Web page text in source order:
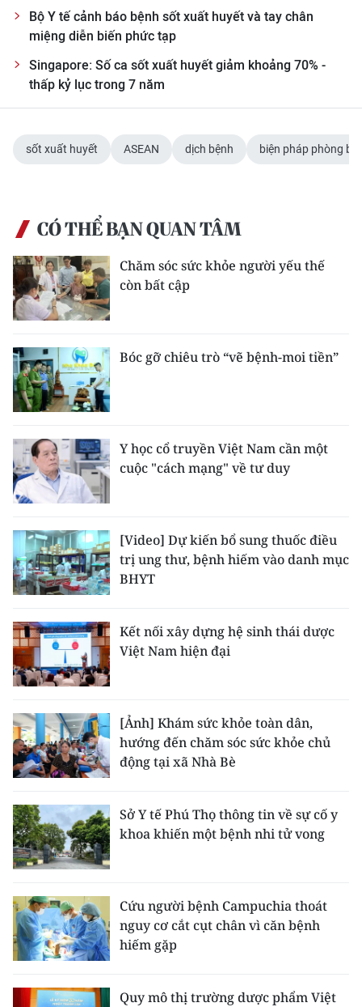
Bộ Y tế cảnh báo bệnh sốt xuất huyết và tay chân
miệng diễn biến phức tạp
Singapore: Số ca sốt xuất huyết giảm khoảng 70% -
thấp kỷ lục trong 7 năm
sốt xuất huyết ASEAN dịch bệnh biện pháp phòng
CÓ THỂ BẠN QUAN TÂM
Chăm sóc sức khỏe người yếu thế
còn bất cập
Bóc gỡ chiêu trò “vẽ bệnh-moi tiền”
Y học cổ truyền Việt Nam cần một
cuộc "cách mạng" về tư duy
[Video] Dự kiến bổ sung thuốc điều
trị ung thư, bệnh hiếm vào danh mục
BHYT
Kết nối xây dựng hệ sinh thái dược
Việt Nam hiện đại
[Ảnh] Khám sức khỏe toàn dân,
hướng đến chăm sóc sức khỏe chủ
động tại xã Nhà Bè
Sở Y tế Phú Thọ thông tin về sự cố y
khoa khiến một bệnh nhi tử vong
Cứu người bệnh Campuchia thoát
nguy cơ cắt cụt chân vì căn bệnh
hiếm gặp
Quy mô thị trường dược phẩm Việt